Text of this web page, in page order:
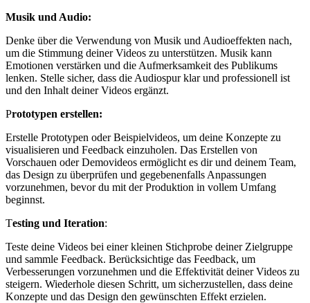
Musik und Audio:
Denke über die Verwendung von Musik und Audioeffekten nach,
um die Stimmung deiner Videos zu unterstützen. Musik kann
Emotionen verstärken und die Aufmerksamkeit des Publikums
lenken. Stelle sicher, dass die Audiospur klar und professionell ist
und den Inhalt deiner Videos ergänzt.
Prototypen erstellen:
Erstelle Prototypen oder Beispielvideos, um deine Konzepte zu
visualisieren und Feedback einzuholen. Das Erstellen von
Vorschauen oder Demovideos ermöglicht es dir und deinem Team,
das Design zu überprüfen und gegebenenfalls Anpassungen
vorzunehmen, bevor du mit der Produktion in vollem Umfang
beginnst.
Testing und Iteration:
Teste deine Videos bei einer kleinen Stichprobe deiner Zielgruppe
und sammle Feedback. Berücksichtige das Feedback, um
Verbesserungen vorzunehmen und die Effektivität deiner Videos zu
steigern. Wiederhole diesen Schritt, um sicherzustellen, dass deine
Konzepte und das Design den gewünschten Effekt erzielen.